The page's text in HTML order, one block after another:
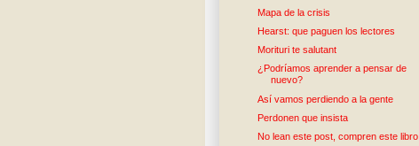
Mapa de la crisis
Hearst: que paguen los lectores
Morituri te salutant
¿Podríamos aprender a pensar de
nuevo?
Así vamos perdiendo a la gente
Perdonen que insista
No lean este post, compren este libro